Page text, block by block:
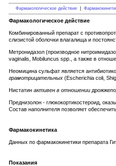
Фармакологическое действие|
Фармакологическое действие
Комбинированный препарат с
слизистой оболочки влагалища и
Метронидазол (производное
vaginalis, Mobiluncus spp., а также в
Неомицина сульфат является
грамотрицательных (Escherichia coli,
Нистатин активен в отношении
Преднизолон - глюкокортикостероид,
Состав наполнителя позволяет
Фармакокинетика
Данных по фармакокинетики препарата
Показания